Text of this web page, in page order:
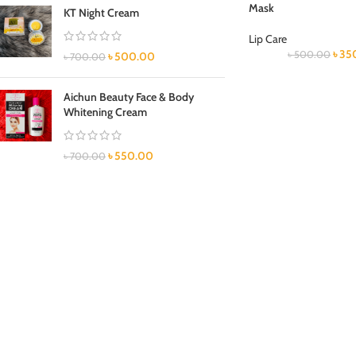
KT Night Cream
৳700.00 ৳500.00
Aichun Beauty Face & Body
Whitening Cream
৳700.00 ৳550.00
Mask
Lip Care
৳500.00 ৳